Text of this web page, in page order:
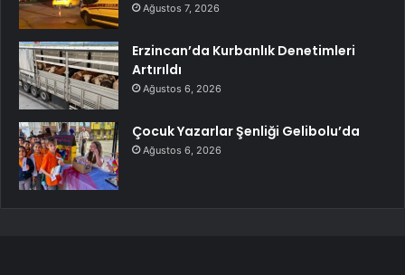
Ağustos 7, 2026
Erzincan’da Kurbanlık Denetimleri
Artırıldı
Ağustos 6, 2026
Çocuk Yazarlar Şenliği Gelibolu’da
Ağustos 6, 2026